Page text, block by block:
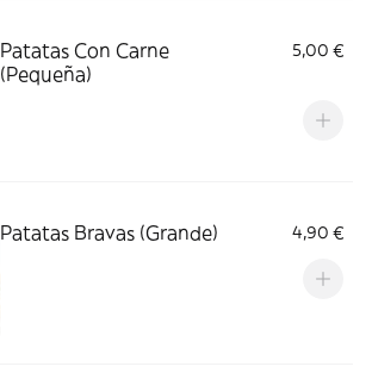
Patatas Con Carne
(Pequeña)
5,00 €
Patatas Bravas (Grande) 4,90 €